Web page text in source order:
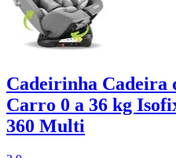
Cadeirinha Cadeira
Carro 0 a 36 kg
360 Multi